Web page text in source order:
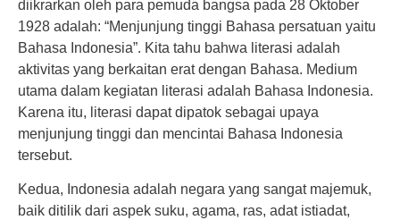
diikrarkan oleh para pemuda bangsa pada 28 Oktober
1928 adalah: “Menjunjung tinggi Bahasa persatuan yaitu
Bahasa Indonesia”. Kita tahu bahwa literasi adalah
aktivitas yang berkaitan erat dengan Bahasa. Medium
utama dalam kegiatan literasi adalah Bahasa Indonesia.
Karena itu, literasi dapat dipatok sebagai upaya
menjunjung tinggi dan mencintai Bahasa Indonesia
tersebut.
Kedua, Indonesia adalah negara yang sangat majemuk,
baik ditilik dari aspek suku, agama, ras, adat istiadat,